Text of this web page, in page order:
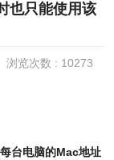
也只能使用该
浏览次数 : 10273
台电脑的Mac地址